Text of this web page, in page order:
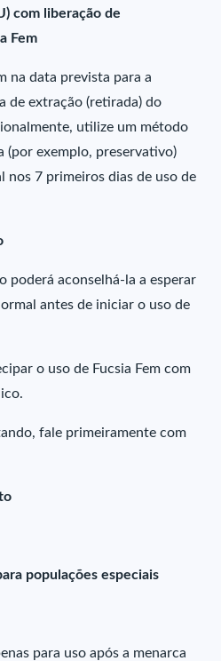
com liberação de
Fem
na data prevista para a
de extração (retirada) do
utilize um método
exemplo, preservativo)
nos 7 primeiros dias de uso de
poderá aconselhá-la a esperar
antes de iniciar o uso de
o uso de Fucsia Fem com
fale primeiramente com
populações especiais
para uso após a menarca